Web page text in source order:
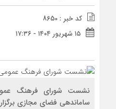
کد خبر : 8650
۱۵ شهریور ۱۴۰۴ - ۱۷:۳۶
نشست شورای فرهنگ
ساماندهی فضای مجازی